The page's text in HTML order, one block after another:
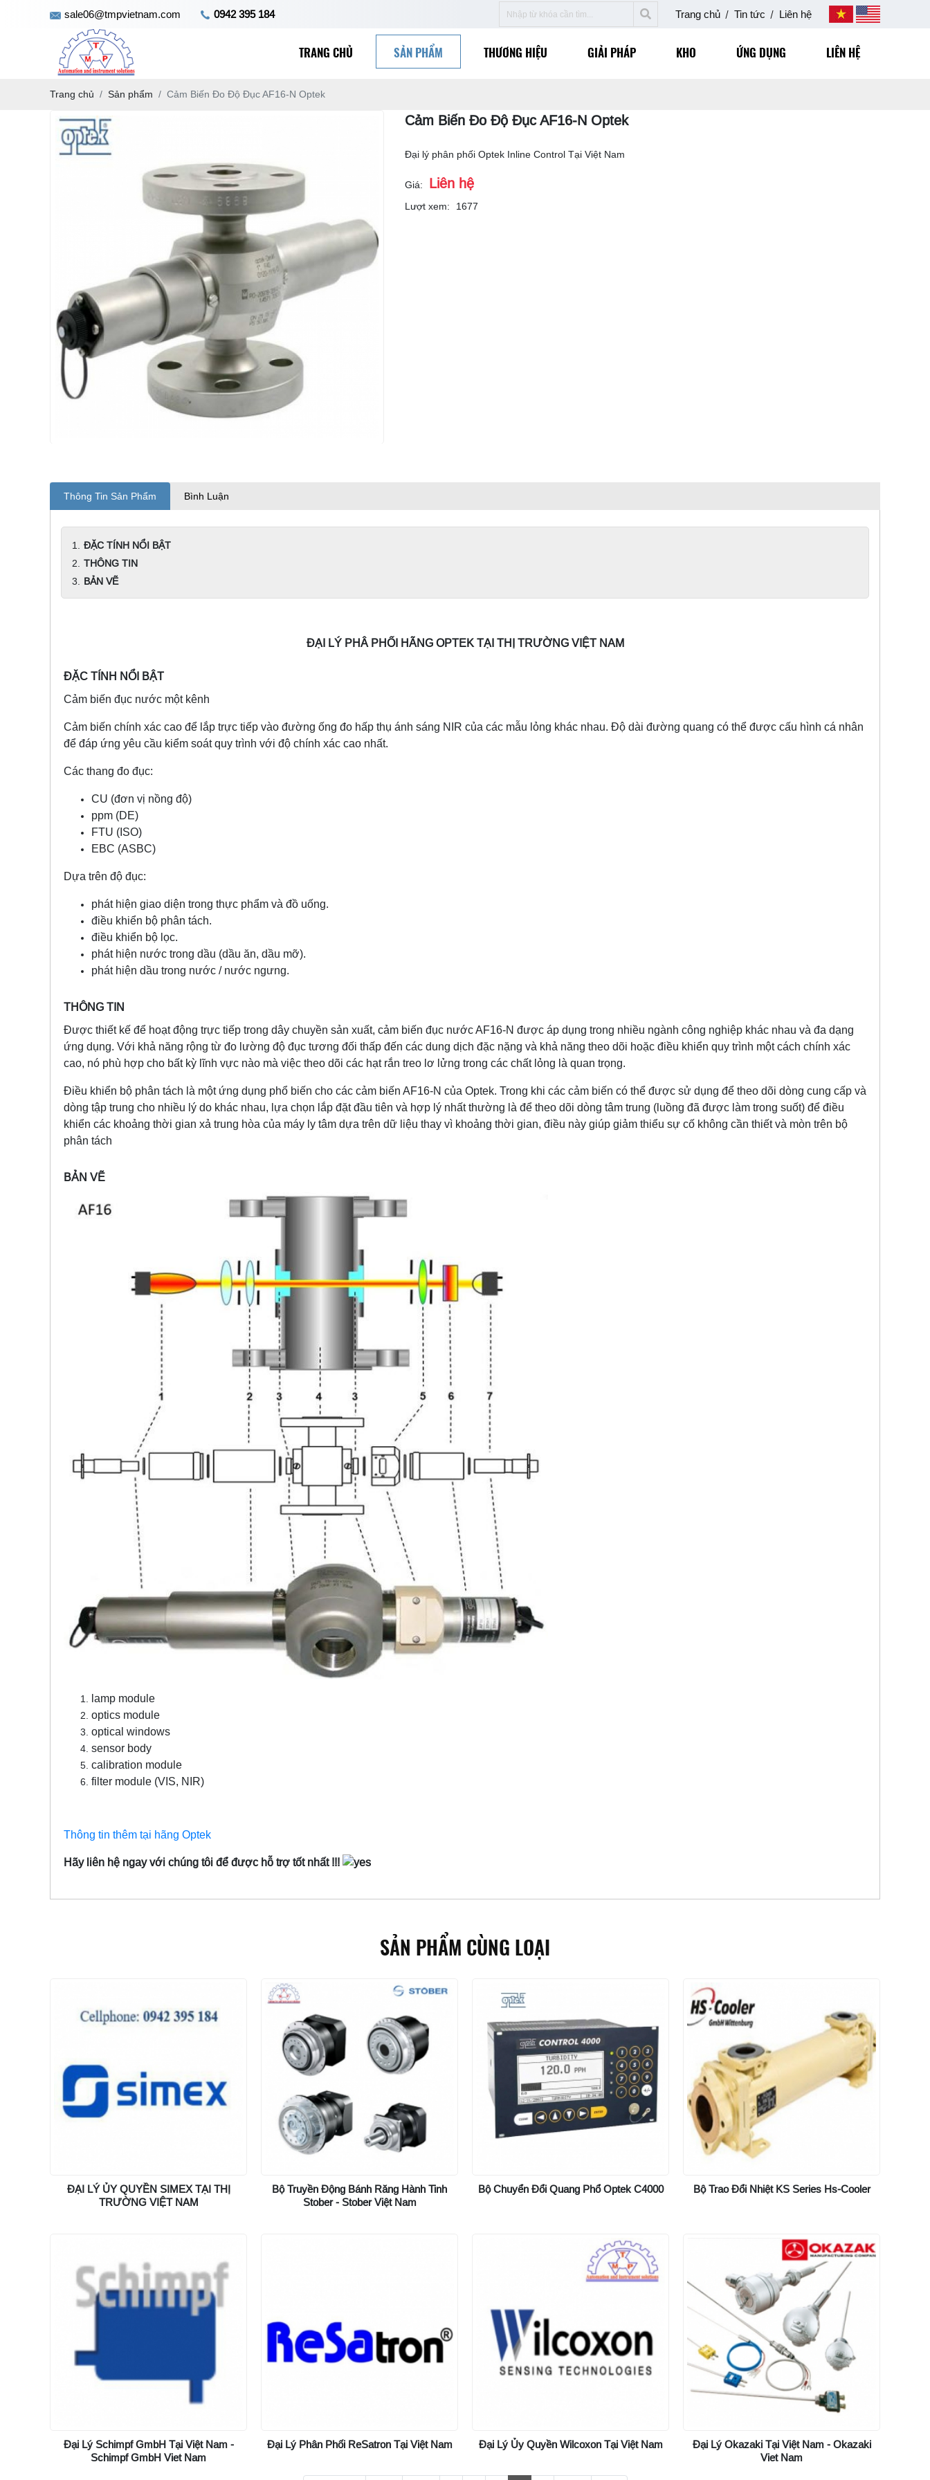
sale06@tmpvietnam.com 0942 395 184 Trang chủ Tin tức Liên hệ
TRANG CHỦ SẢN PHẨM THƯƠNG HIỆU GIẢI PHÁP KHO ỨNG DỤNG LIÊN HỆ
Trang chủ Sản phẩm Cảm Biến Đo Độ Đục AF16-N Optek
Cảm Biến Đo Độ Đục AF16-N Optek
Đại lý phân phối Optek Inline Control Tại Việt Nam
Giá: Liên hệ
Lượt xem: 1677
Thông Tin Sản Phẩm Bình Luận
ĐẶC TÍNH NỔI BẬT
THÔNG TIN
BẢN VẼ
ĐẠI LÝ PHÂ PHỐI HÃNG OPTEK TẠI THỊ TRƯỜNG VIỆT NAM
ĐẶC TÍNH NỔI BẬT
Cảm biến đục nước một kênh
Cảm biến chính xác cao để lắp trực tiếp vào đường ống đo hấp thụ ánh sáng NIR của các mẫu lỏng khác nhau. Độ dài đường quang có thể được cấu hình cá nhân
để đáp ứng yêu cầu kiểm soát quy trình với độ chính xác cao nhất.
Các thang đo đục:
CU (đơn vị nồng độ)
ppm (DE)
FTU (ISO)
EBC (ASBC)
Dựa trên độ đục:
phát hiện giao diện trong thực phẩm và đồ uống.
điều khiển bộ phân tách.
điều khiển bộ lọc.
phát hiện nước trong dầu (dầu ăn, dầu mỡ).
phát hiện dầu trong nước / nước ngưng.
THÔNG TIN
Được thiết kế để hoạt động trực tiếp trong dây chuyền sản xuất, cảm biến đục nước AF16-N được áp dụng trong nhiều ngành công nghiệp khác nhau và đa dạng
ứng dụng. Với khả năng rộng từ đo lường độ đục tương đối thấp đến các dung dịch đặc nặng và khả năng theo dõi hoặc điều khiển quy trình một cách chính xác
cao, nó phù hợp cho bất kỳ lĩnh vực nào mà việc theo dõi các hạt rắn treo lơ lửng trong các chất lỏng là quan trọng.
Điều khiển bộ phân tách là một ứng dụng phổ biến cho các cảm biến AF16-N của Optek. Trong khi các cảm biến có thể được sử dụng để theo dõi dòng cung cấp và
dòng tập trung cho nhiều lý do khác nhau, lựa chọn lắp đặt đầu tiên và hợp lý nhất thường là để theo dõi dòng tâm trung (luồng đã được làm trong suốt) để điều
khiển các khoảng thời gian xả trung hòa của máy ly tâm dựa trên dữ liệu thay vì khoảng thời gian, điều này giúp giảm thiểu sự cố không cần thiết và mòn trên bộ
phân tách
BẢN VẼ
lamp module
optics module
optical windows
sensor body
calibration module
filter module (VIS, NIR)
Thông tin thêm tại hãng Optek
Hãy liên hệ ngay với chúng tôi để được hỗ trợ tốt nhất !!!
SẢN PHẨM CÙNG LOẠI
ĐẠI LÝ ỦY QUYỀN SIMEX TẠI THỊ
TRƯỜNG VIỆT NAM
Bộ Truyền Động Bánh Răng Hành Tinh
Stober - Stober Việt Nam
Bộ Chuyển Đổi Quang Phổ Optek C4000 Bộ Trao Đổi Nhiệt KS Series Hs-Cooler
Đại Lý Schimpf GmbH Tại Việt Nam -
Schimpf GmbH Viet Nam
Đại Lý Phân Phối ReSatron Tại Việt Nam Đại Lý Ủy Quyền Wilcoxon Tại Việt Nam
Đại Lý Okazaki Tại Việt Nam - Okazaki
Viet Nam